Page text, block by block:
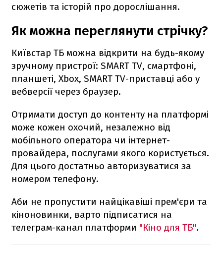
сюжетів та історій про дорослішання.
Як можна переглянути стрічку?
Київстар ТБ можна відкрити на будь-якому
зручному пристрої: SMART TV, смартфоні,
планшеті, Xbox, SMART TV-приставці або у
вебверсії через браузер.
Отримати доступ до контенту на платформі
може кожен охочий, незалежно від
мобільного оператора чи інтернет-
провайдера, послугами якого користується.
Для цього достатньо авторизуватися за
номером телефону.
Аби не пропустити найцікавіші прем'єри та
кіноновинки, варто підписатися на
телеграм-канал платформи "Кіно для ТБ".